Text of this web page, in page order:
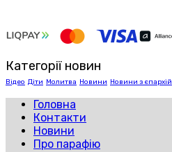
Категорії новин
Відео Діти Молитва Новини Новини з єпархій
Головна
Контакти
Новини
Про парафію